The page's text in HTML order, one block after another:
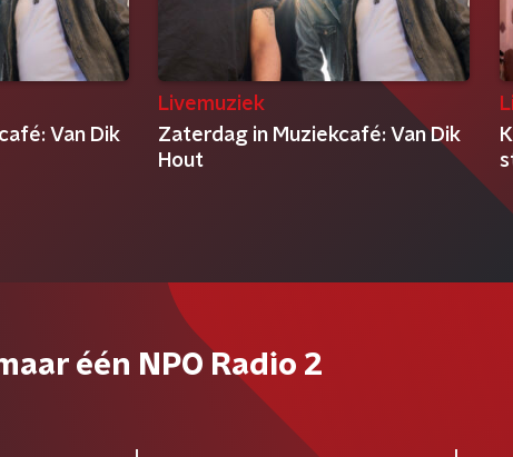
Van Dik
Livemuziek
Zaterdag in Muziekcafé: Van Dik
Hout
één NPO Radio 2